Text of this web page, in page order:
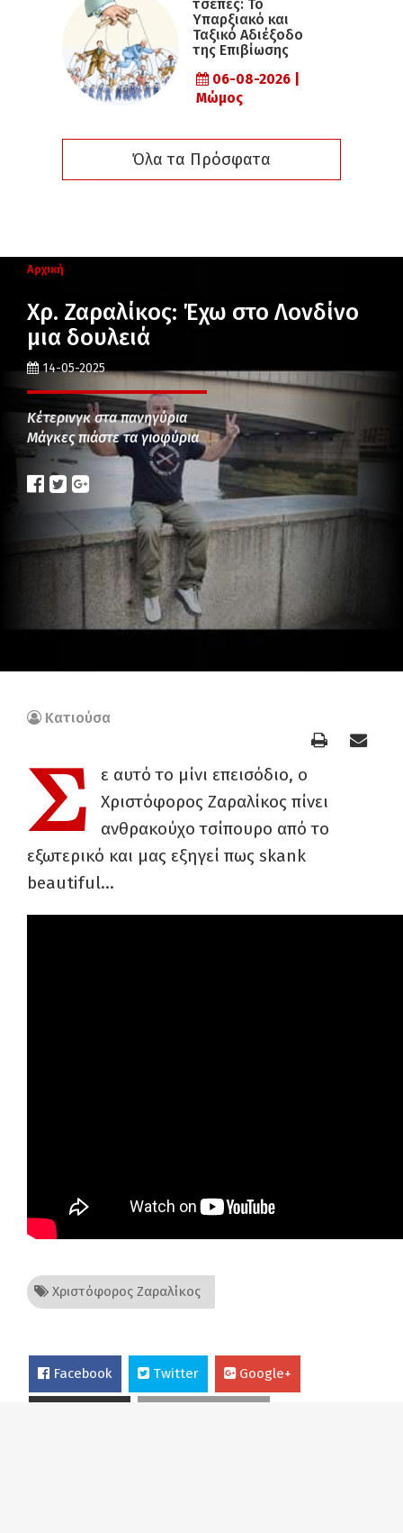
τσέπες: Το
Υπαρξιακό και
Ταξικό Αδιέξοδο
της Επιβίωσης
06-08-2026 |
Μώμος
Όλα τα Πρόσφατα
Αρχική
Χρ. Ζαραλίκος: Έχω στο Λονδίνο
μια δουλειά
14-05-2025
Κέτερινγκ στα πανηγύρια
Μάγκες πιάστε τα γιοφύρια
Κατιούσα
Σ
ε αυτό το μίνι επεισόδιο, ο
Χριστόφορος Ζαραλίκος πίνει
ανθρακούχο τσίπουρο από το
εξωτερικό και μας εξηγεί πως skank
beautiful…
Χριστόφορος Ζαραλίκος
Facebook Twitter Google+